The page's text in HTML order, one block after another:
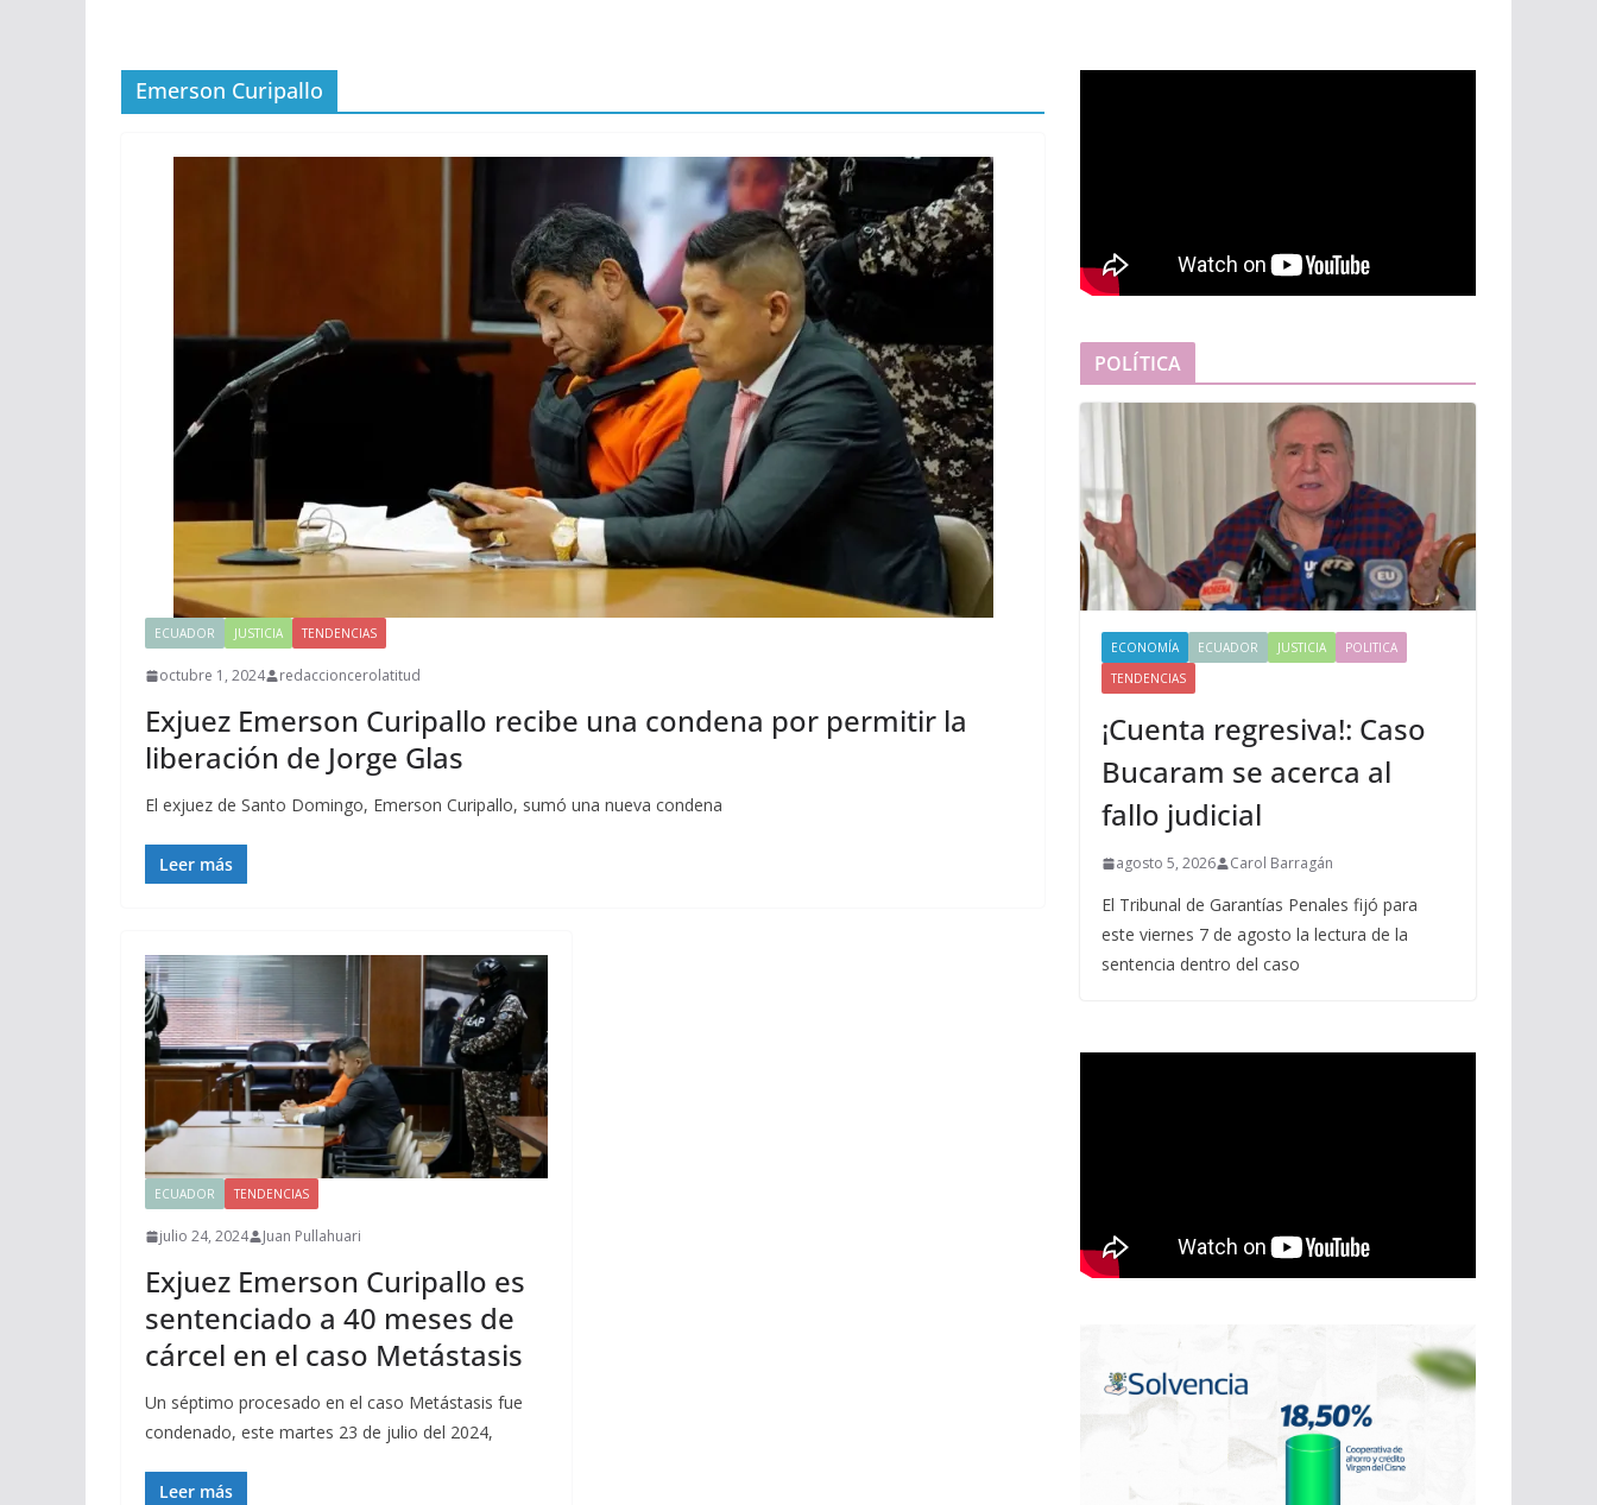
Emerson Curipallo
ECUADOR JUSTICIA TENDENCIAS
octubre 1, 2024 redaccioncerolatitud
Exjuez Emerson Curipallo recibe una condena por permitir la
liberación de Jorge Glas
El exjuez de Santo Domingo, Emerson Curipallo, sumó una nueva condena
Leer más
ECUADOR TENDENCIAS
julio 24, 2024 Juan Pullahuari
Exjuez Emerson Curipallo es
sentenciado a 40 meses de
cárcel en el caso Metástasis
Un séptimo procesado en el caso Metástasis fue
condenado, este martes 23 de julio del 2024,
Leer más
POLÍTICA
ECONOMÍA ECUADOR JUSTICIA
POLITICA
TENDENCIAS
¡Cuenta regresiva!: Caso
Bucaram se acerca al
fallo judicial
agosto 5, 2026 Carol Barragán
El Tribunal de Garantías Penales fijó para
este viernes 7 de agosto la lectura de la
sentencia dentro del caso